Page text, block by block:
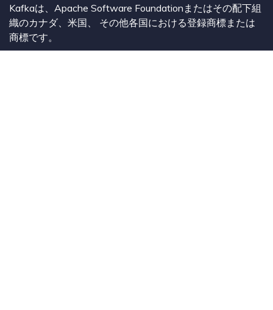
Kafkaは、Apache Software Foundationまたはその配下組
織のカナダ、米国、 その他各国における登録商標または
商標です。